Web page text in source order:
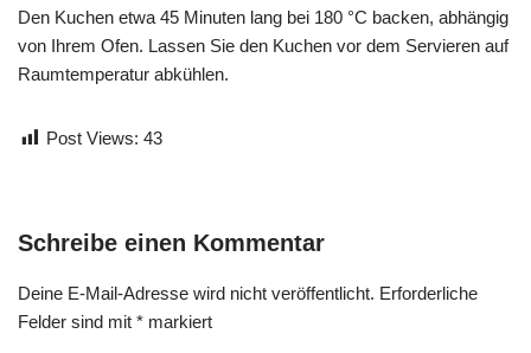
Den Kuchen etwa 45 Minuten lang bei 180 °C backen, abhängig
von Ihrem Ofen. Lassen Sie den Kuchen vor dem Servieren auf
Raumtemperatur abkühlen.
Post Views: 43
Schreibe einen Kommentar
Deine E-Mail-Adresse wird nicht veröffentlicht. Erforderliche
Felder sind mit * markiert